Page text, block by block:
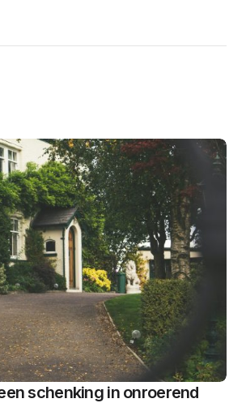
schenking in onroerend